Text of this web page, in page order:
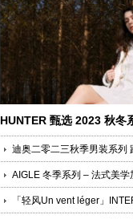
HUNTER 甄选 2023 秋冬
礼遇季